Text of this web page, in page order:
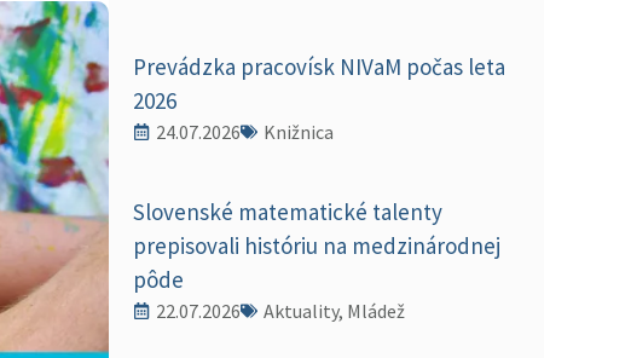
Prevádzka pracovísk NIVaM počas leta
2026
24.07.2026 Knižnica
Slovenské matematické talenty
prepisovali históriu na medzinárodnej
pôde
22.07.2026 Aktuality, Mládež